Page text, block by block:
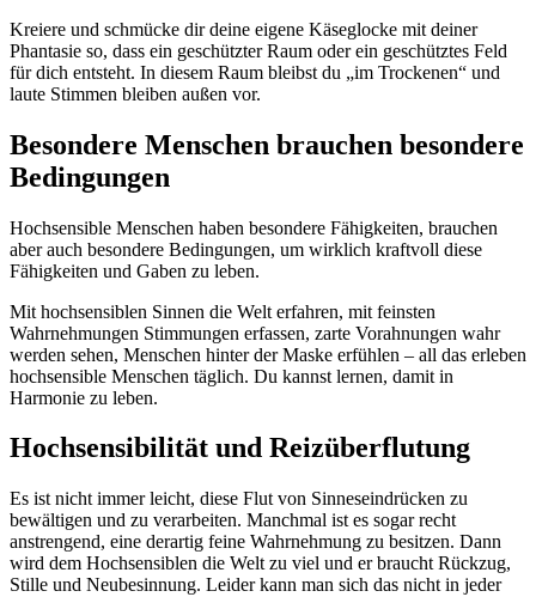
Kreiere und schmücke dir deine eigene Käseglocke mit deiner
Phantasie so, dass ein geschützter Raum oder ein geschütztes Feld
für dich entsteht. In diesem Raum bleibst du „im Trockenen“ und
laute Stimmen bleiben außen vor.
Besondere Menschen brauchen besondere
Bedingungen
Hochsensible Menschen haben besondere Fähigkeiten, brauchen
aber auch besondere Bedingungen, um wirklich kraftvoll diese
Fähigkeiten und Gaben zu leben.
Mit hochsensiblen Sinnen die Welt erfahren, mit feinsten
Wahrnehmungen Stimmungen erfassen, zarte Vorahnungen wahr
werden sehen, Menschen hinter der Maske erfühlen – all das erleben
hochsensible Menschen täglich. Du kannst lernen, damit in
Harmonie zu leben.
Hochsensibilität und Reizüberflutung
Es ist nicht immer leicht, diese Flut von Sinneseindrücken zu
bewältigen und zu verarbeiten. Manchmal ist es sogar recht
anstrengend, eine derartig feine Wahrnehmung zu besitzen. Dann
wird dem Hochsensiblen die Welt zu viel und er braucht Rückzug,
Stille und Neubesinnung. Leider kann man sich das nicht in jeder